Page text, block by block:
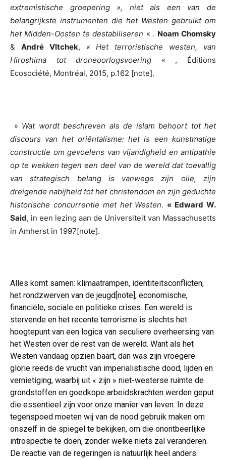
extremistische groepering », niet als een van de
belangrijkste instrumenten die het Westen gebruikt om
het Midden-Oosten te destabiliseren « . Noam Chomsky
& André Vltchek, « Het terroristische westen, van
Hiroshima tot droneoorlogsvoering « , Éditions
Ecosociété, Montréal, 2015, p.162 [note].
» Wat wordt beschreven als de islam behoort tot het
discours van het oriëntalisme: het is een kunstmatige
constructie om gevoelens van vijandigheid en antipathie
op te wekken tegen een deel van de wereld dat toevallig
van strategisch belang is vanwege zijn olie, zijn
dreigende nabijheid tot het christendom en zijn geduchte
historische concurrentie met het Westen. « Edward W.
Said, in een lezing aan de Universiteit van Massachusetts
in Amherst in 1997[note].
Alles komt samen: klimaatrampen, identiteitsconflicten,
het rondzwerven van de jeugd[note], economische,
financiële, sociale en politieke crises. Een wereld is
stervende en het recente terrorisme is slechts het
hoogtepunt van een logica van seculiere overheersing van
het Westen over de rest van de wereld. Want als het
Westen vandaag opzien baart, dan was zijn vroegere
glorie reeds de vrucht van imperialistische dood, lijden en
vernietiging, waarbij uit « zijn » niet-westerse ruimte de
grondstoffen en goedkope arbeidskrachten werden geput
die essentieel zijn voor onze manier van leven. In deze
tegenspoed moeten wij van de nood gebruik maken om
onszelf in de spiegel te bekijken, om die onontbeerlijke
introspectie te doen, zonder welke niets zal veranderen.
De reactie van de regeringen is natuurlijk heel anders.